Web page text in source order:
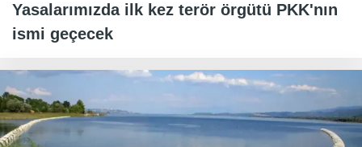
Yasalarımızda ilk kez terör örgütü PKK'nın
ismi geçecek